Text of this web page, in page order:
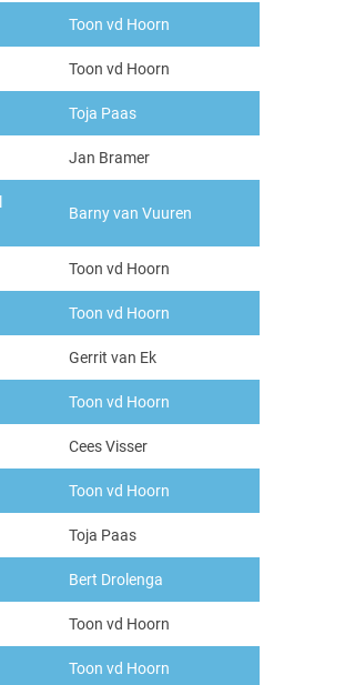
Toon vd Hoorn
Toon vd Hoorn
Toja Paas
Jan Bramer
Barny van Vuuren
Toon vd Hoorn
Toon vd Hoorn
Gerrit van Ek
Toon vd Hoorn
Cees Visser
Toon vd Hoorn
Toja Paas
Bert Drolenga
Toon vd Hoorn
Toon vd Hoorn